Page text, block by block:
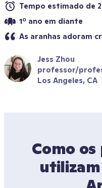
Tempo estimado de
1º ano em diante
As aranhas adoram
Jess Zhou
professor/
Los Angeles, CA
Como